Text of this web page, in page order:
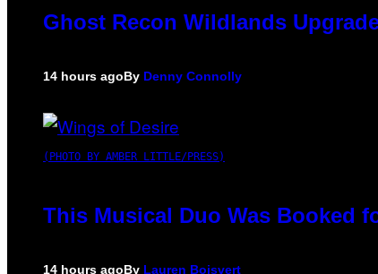
Ghost Recon Wildlands
14 hours agoBy Denny Connolly
(PHOTO BY AMBER LITTLE/PRESS)
This Musical Duo Was Booked
14 hours agoBy Lauren Boisvert